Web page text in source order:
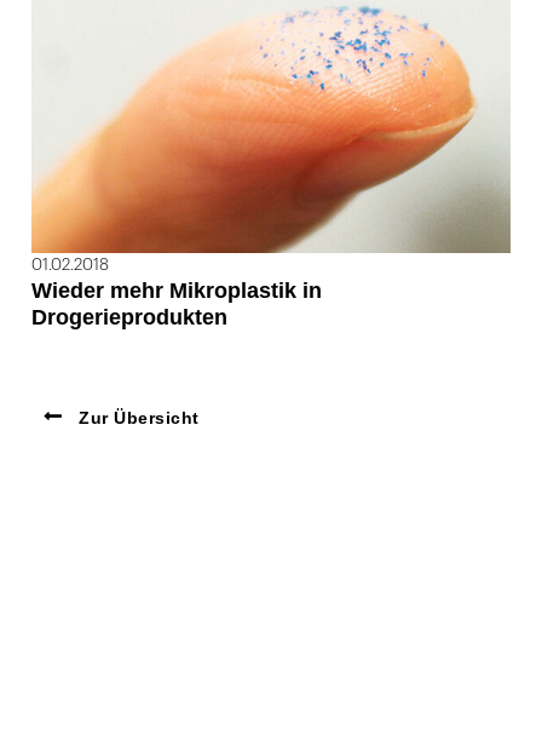
01.02.2018
Wieder mehr Mikroplastik in
Drogerieprodukten
Zur Übersicht